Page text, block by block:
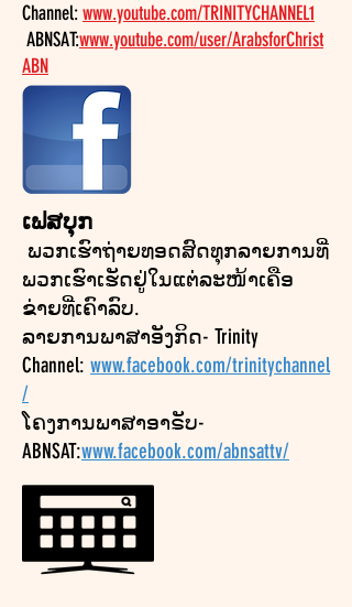
Channel:www.youtube.com/TRINITYCHANNEL1
ABNSAT:www.youtube.com/user/ArabsforChrist
ABN
ເຟສບຸກ
ພວກເຮົາຖ່າຍທອດສົດທຸກລາຍການທີ່
ພວກເຮົາເຮັດຢູ່ໃນແຕ່ລະໜ້າເຄືອ
ຂ່າຍທີ່ເຄົາລົບ.
ລາຍການພາສາອັງກິດ- Trinity
Channel: www.facebook.com/trinitychannel
/
ໂຄງການພາສາອາຣັບ-
ABNSAT:www.facebook.com/abnsattv/